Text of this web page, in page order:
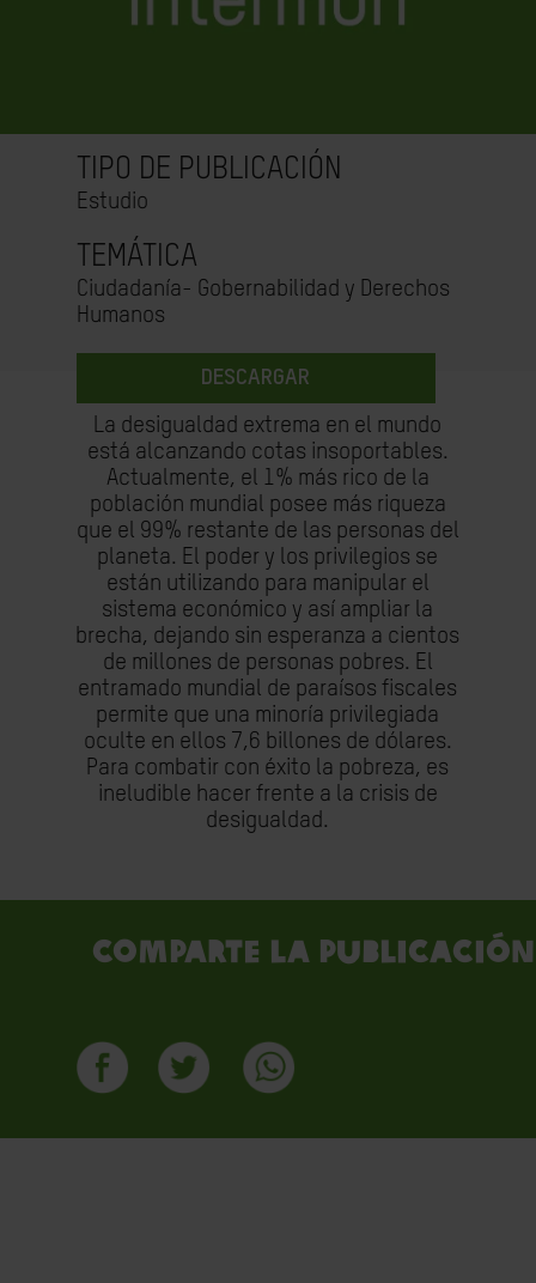
TIPO DE PUBLICACIÓN
Estudio
TEMÁTICA
Ciudadanía- Gobernabilidad y Derechos
Humanos
DESCARGAR
La desigualdad extrema en el mundo
está alcanzando cotas insoportables.
Actualmente, el 1% más rico de la
población mundial posee más riqueza
que el 99% restante de las personas del
planeta. El poder y los privilegios se
están utilizando para manipular el
sistema económico y así ampliar la
brecha, dejando sin esperanza a cientos
de millones de personas pobres. El
entramado mundial de paraísos fiscales
permite que una minoría privilegiada
oculte en ellos 7,6 billones de dólares.
Para combatir con éxito la pobreza, es
ineludible hacer frente a la crisis de
desigualdad.
Comparte la publicación